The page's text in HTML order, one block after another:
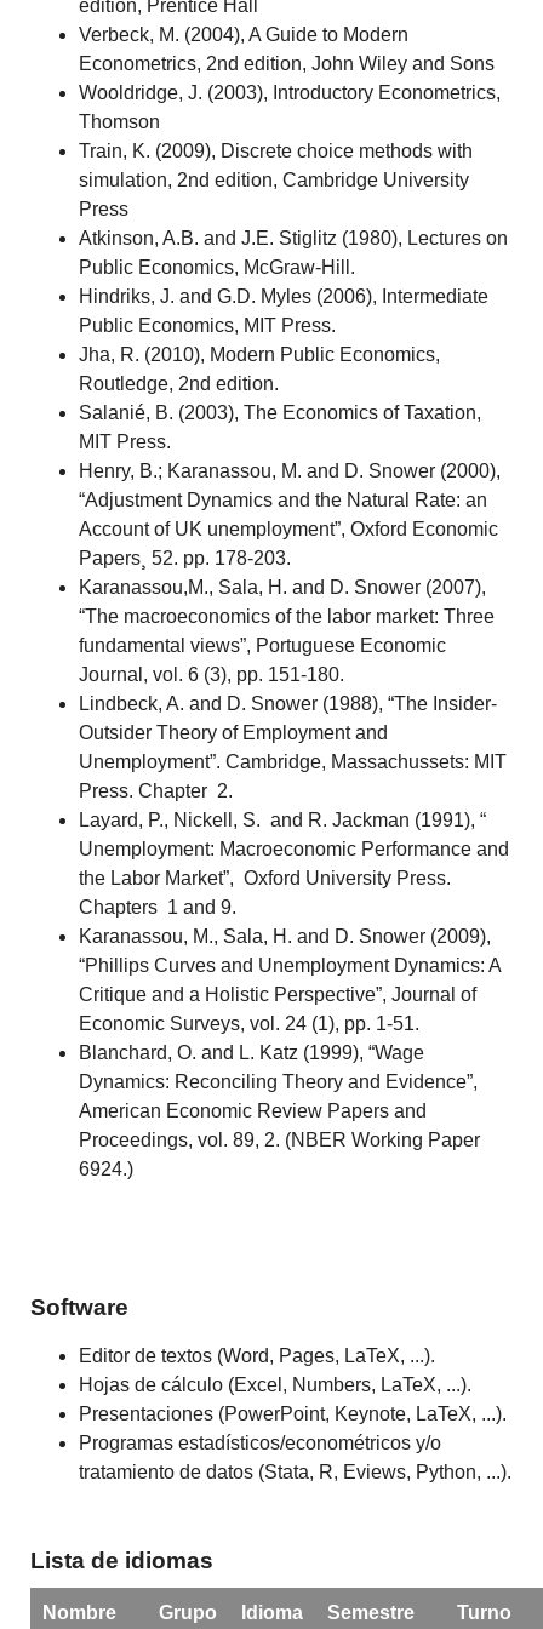
edition, Prentice Hall
Verbeck, M. (2004), A Guide to Modern
Econometrics, 2nd edition, John Wiley and Sons
Wooldridge, J. (2003), Introductory Econometrics,
Thomson
Train, K. (2009), Discrete choice methods with
simulation, 2nd edition, Cambridge University
Press
Atkinson, A.B. and J.E. Stiglitz (1980), Lectures on
Public Economics, McGraw-Hill.
Hindriks, J. and G.D. Myles (2006), Intermediate
Public Economics, MIT Press.
Jha, R. (2010), Modern Public Economics,
Routledge, 2nd edition.
Salanié, B. (2003), The Economics of Taxation,
MIT Press.
Henry, B.; Karanassou, M. and D. Snower (2000),
“Adjustment Dynamics and the Natural Rate: an
Account of UK unemployment”, Oxford Economic
Papers¸ 52. pp. 178-203.
Karanassou,M., Sala, H. and D. Snower (2007),
“The macroeconomics of the labor market: Three
fundamental views”, Portuguese Economic
Journal, vol. 6 (3), pp. 151-180.
Lindbeck, A. and D. Snower (1988), “The Insider-
Outsider Theory of Employment and
Unemployment”. Cambridge, Massachussets: MIT
Press. Chapter 2.
Layard, P., Nickell, S. and R. Jackman (1991), “
Unemployment: Macroeconomic Performance and
the Labor Market”, Oxford University Press.
Chapters 1 and 9.
Karanassou, M., Sala, H. and D. Snower (2009),
“Phillips Curves and Unemployment Dynamics: A
Critique and a Holistic Perspective”, Journal of
Economic Surveys, vol. 24 (1), pp. 1-51.
Blanchard, O. and L. Katz (1999), “Wage
Dynamics: Reconciling Theory and Evidence”,
American Economic Review Papers and
Proceedings, vol. 89, 2. (NBER Working Paper
6924.)
Software
Editor de textos (Word, Pages, LaTeX, ...).
Hojas de cálculo (Excel, Numbers, LaTeX, ...).
Presentaciones (PowerPoint, Keynote, LaTeX, ...).
Programas estadísticos/econométricos y/o
tratamiento de datos (Stata, R, Eviews, Python, ...).
Lista de idiomas
Nombre Grupo Idioma Semestre Turno